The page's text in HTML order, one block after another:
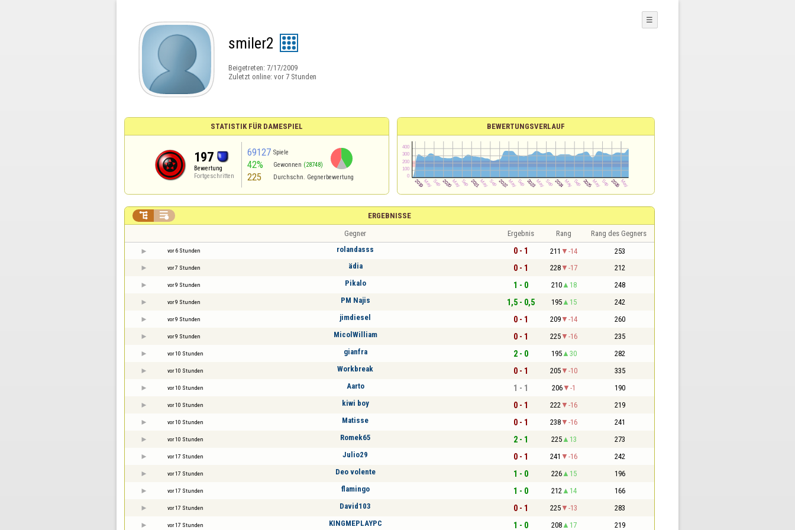
smiler2
Beigetreten: 7/17/2009
Zuletzt online: vor 7 Stunden
☰
STATISTIK FÜR DAMESPIEL
197
Bewertung
Fortgeschritten
69127 Spiele
42% Gewonnen (28748)
225 Durchschn. Gegnerbewertung
BEWERTUNGSVERLAUF
ERGEBNISSE
 
Gegner Ergebnis Rang Rang des Gegners
vor 6 Stunden rolandasss 0 - 1 211 -14 253
vor 7 Stunden ädia 0 - 1 228 -17 212
vor 9 Stunden Pikalo 1 - 0 210 18 248
vor 9 Stunden PM Najis 1,5 - 0,5 195 15 242
vor 9 Stunden jimdiesel 0 - 1 209 -14 260
vor 9 Stunden MicolWilliam 0 - 1 225 -16 235
vor 10 Stunden gianfra 2 - 0 195 30 282
vor 10 Stunden Workbreak 0 - 1 205 -10 335
vor 10 Stunden Aarto 1 - 1 206 -1 190
vor 10 Stunden kiwi boy 0 - 1 222 -16 219
vor 10 Stunden Matisse 0 - 1 238 -16 241
vor 10 Stunden Romek65 2 - 1 225 13 273
vor 17 Stunden Julio29 0 - 1 241 -16 242
vor 17 Stunden Deo volente 1 - 0 226 15 196
vor 17 Stunden flamingo 1 - 0 212 14 166
vor 17 Stunden David103 0 - 1 225 -13 283
vor 17 Stunden KINGMEPLAYPC 1 - 0 208 17 219